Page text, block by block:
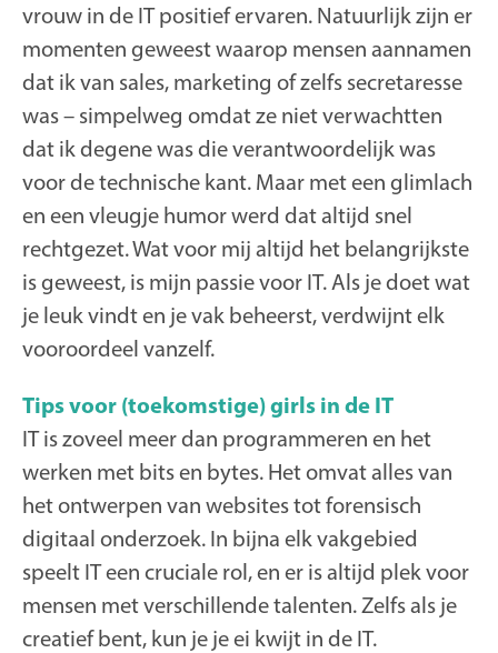
vrouw in de IT positief ervaren. Natuurlijk zijn er
momenten geweest waarop mensen aannamen
dat ik van sales, marketing of zelfs secretaresse
was – simpelweg omdat ze niet verwachtten
dat ik degene was die verantwoordelijk was
voor de technische kant. Maar met een glimlach
en een vleugje humor werd dat altijd snel
rechtgezet. Wat voor mij altijd het belangrijkste
is geweest, is mijn passie voor IT. Als je doet wat
je leuk vindt en je vak beheerst, verdwijnt elk
vooroordeel vanzelf.
Tips voor (toekomstige) girls in de IT
IT is zoveel meer dan programmeren en het
werken met bits en bytes. Het omvat alles van
het ontwerpen van websites tot forensisch
digitaal onderzoek. In bijna elk vakgebied
speelt IT een cruciale rol, en er is altijd plek voor
mensen met verschillende talenten. Zelfs als je
creatief bent, kun je je ei kwijt in de IT.